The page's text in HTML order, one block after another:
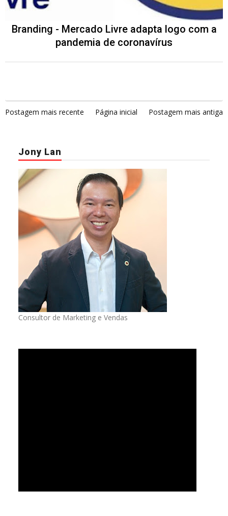
Branding - Mercado Livre adapta logo com a
pandemia de coronavírus
Postagem mais recente Página inicial Postagem mais antiga
Jony Lan
Consultor de Marketing e Vendas